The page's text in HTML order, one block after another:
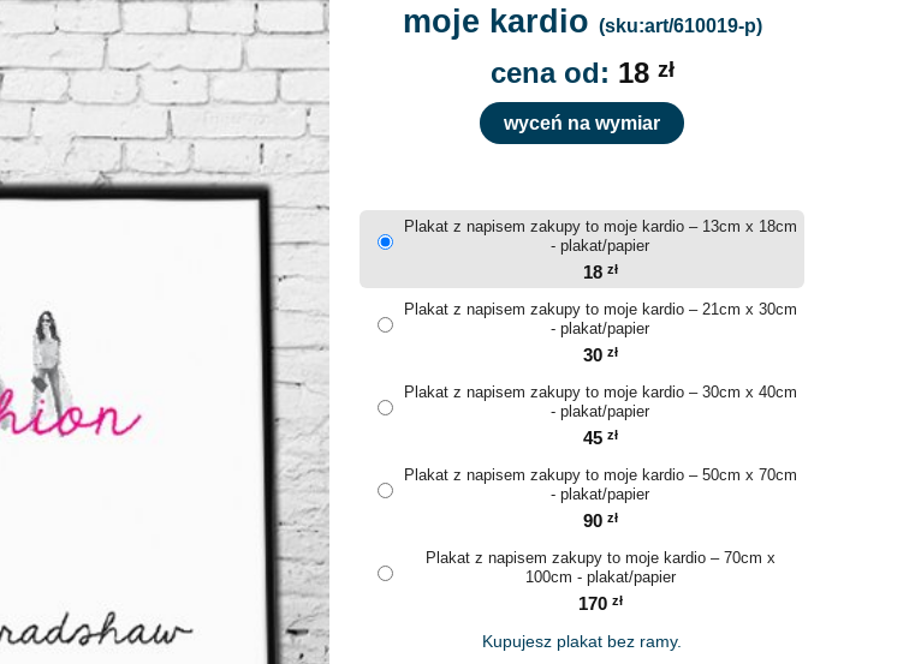
moje kardio (sku:art/610019-p)
cena od: 18 zł
wyceń na wymiar
Plakat z napisem zakupy to moje kardio – 13cm x 18cm
- plakat/papier
18 zł
Plakat z napisem zakupy to moje kardio – 21cm x 30cm
- plakat/papier
30 zł
Plakat z napisem zakupy to moje kardio – 30cm x 40cm
- plakat/papier
45 zł
Plakat z napisem zakupy to moje kardio – 50cm x 70cm
- plakat/papier
90 zł
Plakat z napisem zakupy to moje kardio – 70cm x
100cm - plakat/papier
170 zł
Kupujesz plakat bez ramy.